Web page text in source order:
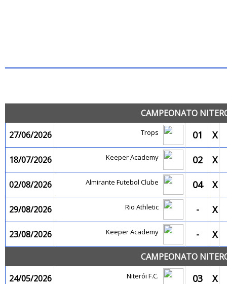
CAMPEONATO
27/06/2026
Trops 01 X
18/07/2026 Keeper Academy 02 X
02/08/2026 Almirante Futebol Clube 04 X
29/08/2026 Rio Athletic - X
23/08/2026 Keeper Academy - X
CAMPEONATO
24/05/2026
Niterói F.C. 03 X